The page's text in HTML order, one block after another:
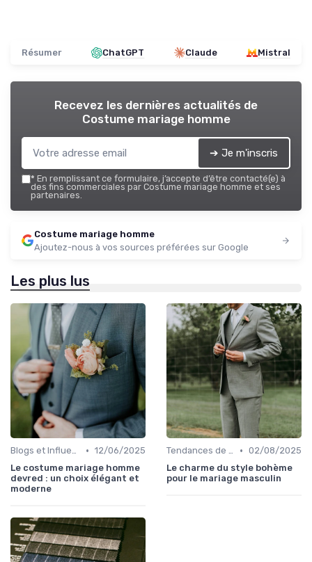
Résumer ChatGPT Claude Mistral
Recevez les dernières actualités de
Costume mariage homme
➔ Je m'inscris
* En remplissant ce formulaire, j’accepte d’être contacté(e) à
des fins commerciales par Costume mariage homme et ses
partenaires.
Costume mariage homme
Ajoutez-nous à vos sources préférées sur Google
Les plus lus
Blogs et Influencers de Mode Masculine • 12/06/2025
Le costume mariage homme
devred : un choix élégant et
moderne
Tendances de Mariages • 02/08/2025
Le charme du style bohème
pour le mariage masculin